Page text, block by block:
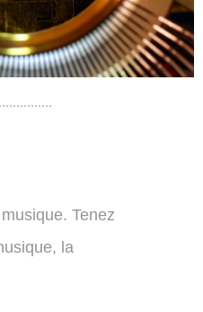
Tenez
la